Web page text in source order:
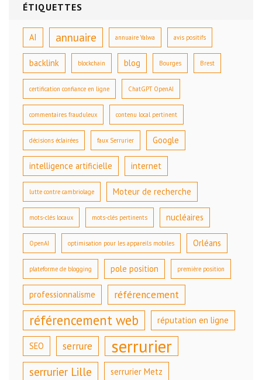
ÉTIQUETTES
AI annuaire annuaire Yalwa avis positifs
backlink blockchain blog Bourges Brest
certification confiance en ligne ChatGPT OpenAI
commentaires frauduleux contenu local pertinent
décisions éclairées faux Serrurier Google
intelligence artificielle internet
lutte contre cambriolage Moteur de recherche
mots-clés locaux mots-clés pertinents nucléaires
OpenAI optimisation pour les appareils mobiles Orléans
plateforme de blogging pole position première position
professionnalisme référencement
référencement web réputation en ligne
SEO serrure serrurier
serrurier Lille serrurier Metz